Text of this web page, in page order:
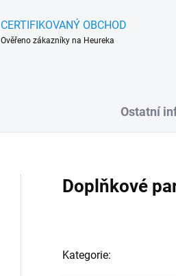
CERTIFIKOVANÝ OBCHOD
Ověřeno zákazníky na Heureka
Ostatní
Doplňkové
Kategorie: